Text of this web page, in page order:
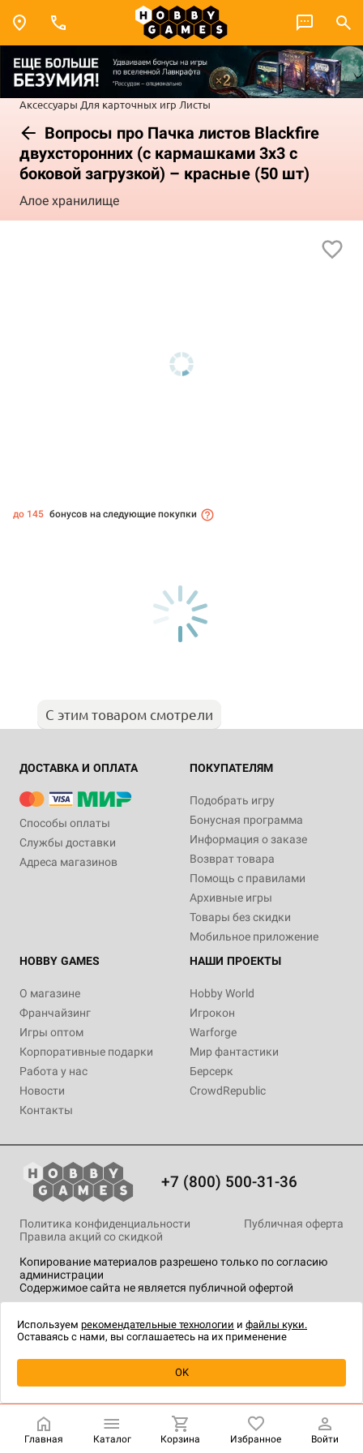
Аксессуары Для карточных игр Листы
Вопросы про Пачка листов Blackfire
двухсторонних (с кармашками 3х3 с
боковой загрузкой) – красные (50 шт)
Алое хранилище
Уведомить о наличии
до 145 бонусов на следующие покупки
С этим товаром смотрели
ДОСТАВКА И ОПЛАТА
Способы оплаты
Службы доставки
Адреса магазинов
ПОКУПАТЕЛЯМ
Подобрать игру
Бонусная программа
Информация о заказе
Возврат товара
Помощь с правилами
Архивные игры
Товары без скидки
Мобильное приложение
HOBBY GAMES
О магазине
Франчайзинг
Игры оптом
Корпоративные подарки
Работа у нас
Новости
Контакты
НАШИ ПРОЕКТЫ
Hobby World
Игрокон
Warforge
Мир фантастики
Берсерк
CrowdRepublic
+7 (800) 500-31-36
Копирование материалов разрешено только по согласию
администрации
Содержимое сайта не является публичной офертой
Политика конфиденциальности
Публичная оферта
Правила акций со скидкой
технологии.
Главная Каталог Корзина Избранное Войти
Используем рекомендательные технологии и файлы куки.
Оставаясь с нами, вы соглашаетесь на их применение
OK